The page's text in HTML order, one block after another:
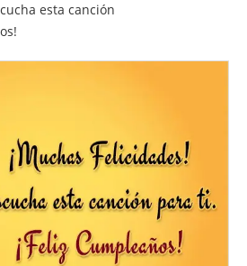
esta canción